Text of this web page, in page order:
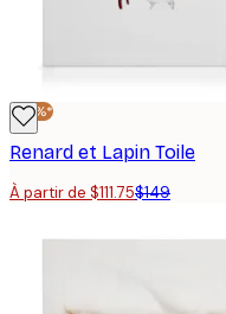
-25%*
Renard et Lapin Toile
À partir de $111.75$149